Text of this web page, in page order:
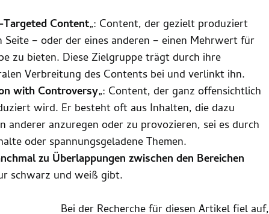
Content„: Content, der gezielt produziert
– oder der eines anderen – einen Mehrwert für
zu bieten. Diese Zielgruppe trägt durch ihre
Verbreitung des Contents bei und verlinkt ihn.
with Controversy„: Content, der ganz offensichtlich
wird. Er besteht oft aus Inhalten, die dazu
anderer anzuregen oder zu provozieren, sei es durch
oder spannungsgeladene Themen.
zu Überlappungen zwischen den Bereichen
schwarz und weiß gibt.
Bei der Recherche für diesen Artikel fiel auf,